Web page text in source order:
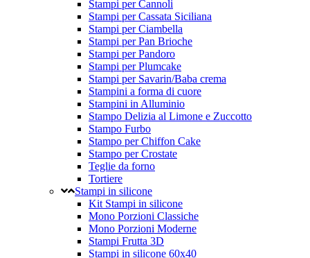
Stampi per Cannoli
Stampi per Cassata Siciliana
Stampi per Ciambella
Stampi per Pan Brioche
Stampi per Pandoro
Stampi per Plumcake
Stampi per Savarin/Baba crema
Stampini a forma di cuore
Stampini in Alluminio
Stampo Delizia al Limone e Zuccotto
Stampo Furbo
Stampo per Chiffon Cake
Stampo per Crostate
Teglie da forno
Tortiere
Stampi in silicone
Kit Stampi in silicone
Mono Porzioni Classiche
Mono Porzioni Moderne
Stampi Frutta 3D
Stampi in silicone 60x40